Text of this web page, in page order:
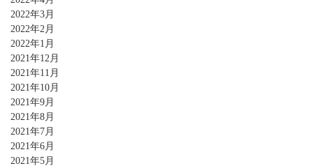
2022年3月
2022年2月
2022年1月
2021年12月
2021年11月
2021年10月
2021年9月
2021年8月
2021年7月
2021年6月
2021年5月